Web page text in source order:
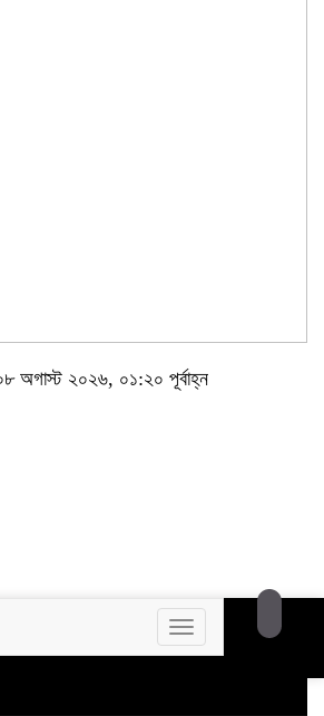
অগাস্ট ২০২৬, ০১:২০ পূর্বাহ্ন
Toggle
navigation